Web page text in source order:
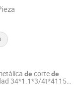
de cortede
34*1.1*3/4t*4115
CO., LTD.